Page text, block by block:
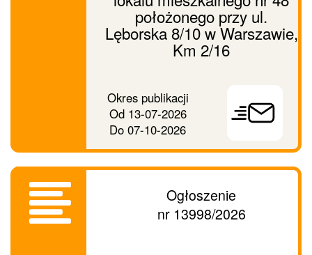
położonego przy ul.
Lęborska 8/10 w Warszawie,
Km 2/16
Okres publikacji
Od13-07-2026
Do 07-10-2026
ogłoszenie
dalej
Ogłoszenie
nr 13998/2026